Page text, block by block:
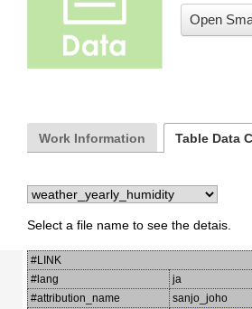
Open
Work Information Table Data
Select a file name to see the detais.
#LINK
#lang
ja
#attribution_name
sanjo_joho